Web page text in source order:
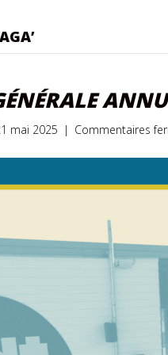
mai 2025 | Commentaires